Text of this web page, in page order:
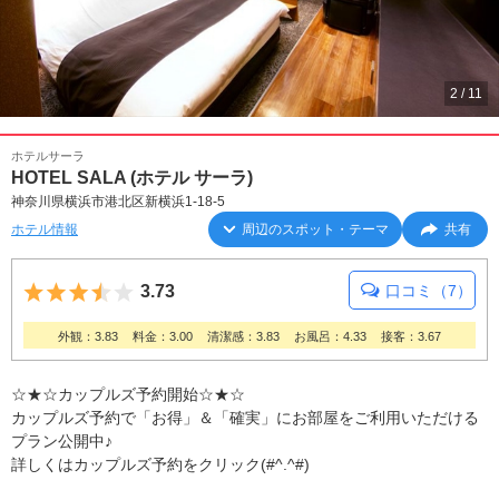
2 / 11
ホテルサーラ
HOTEL SALA (ホテル サーラ)
神奈川県横浜市港北区新横浜1-18-5
ホテル情報
周辺のスポット・テーマ 共有
5つ星のうち3.5
3.73 口コミ（7）
外観：3.83 料金：3.00 清潔感：3.83 お風呂：4.33 接客：3.67
☆★☆カップルズ予約開始☆★☆
カップルズ予約で「お得」＆「確実」にお部屋をご利用いただける
プラン公開中♪
詳しくはカップルズ予約をクリック(#^.^#)